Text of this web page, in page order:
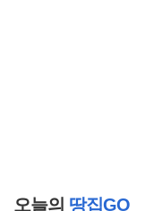
오늘의 땅집GO